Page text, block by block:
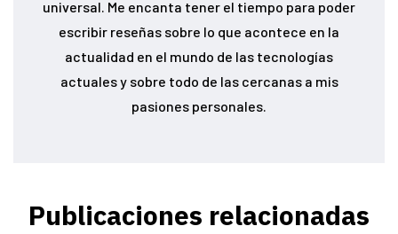
universal. Me encanta tener el tiempo para poder
escribir reseñas sobre lo que acontece en la
actualidad en el mundo de las tecnologías
actuales y sobre todo de las cercanas a mis
pasiones personales.
Publicaciones relacionadas